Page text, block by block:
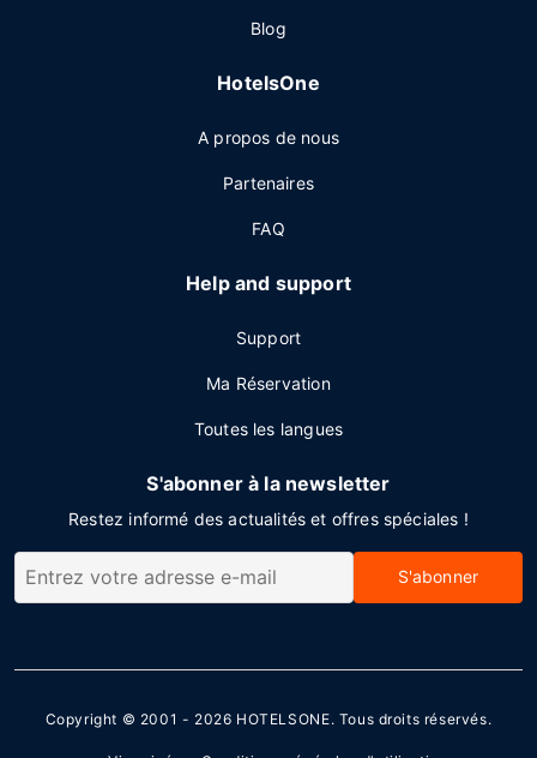
Blog
HotelsOne
A propos de nous
Partenaires
FAQ
Help and support
Support
Ma Réservation
Toutes les langues
S'abonner à la newsletter
Restez informé des actualités et offres spéciales !
S'abonner
Copyright © 2001 - 2026 HOTELSONE. Tous droits réservés.